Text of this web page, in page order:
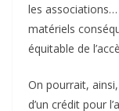
les
matériels
équitable de
On pourrait,
d’un crédit pour